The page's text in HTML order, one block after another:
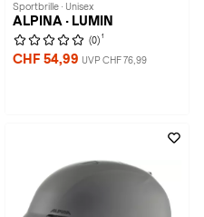
Sportbrille · Unisex
ALPINA · LUMIN
(0) 1
CHF 54,99 UVP CHF 76,99